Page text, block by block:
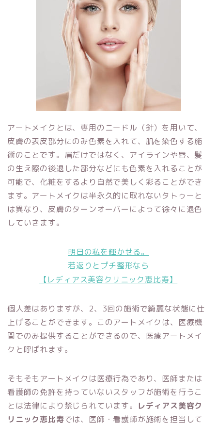
アートメイクとは、専用のニードル（針）を用いて、
皮膚の表皮部分にのみ色素を入れて、肌を染色する施
術のことです。眉だけではなく、アイラインや唇、髪
の生え際の後退した部分などにも色素を入れることが
可能で、化粧をするより自然で美しく彩ることができ
ます。アートメイクは半永久的に取れないタトゥーと
は異なり、皮膚のターンオーバーによって徐々に退色
していきます。
明日の私を輝かせる。
若返りとプチ整形なら
【レディアス美容クリニック恵比寿】
個人差はありますが、2、3回の施術で綺麗な状態に仕
上げることができます。このアートメイクは、医療機
関でのみ提供することができるので、医療アートメイ
クと呼ばれます。
そもそもアートメイクは医療行為であり、医師または
看護師の免許を持っていないスタッフが施術を行うこ
とは法律により禁じられています。
レディアス美容ク
リニック恵比寿では、医師・看護師が施術を担当して